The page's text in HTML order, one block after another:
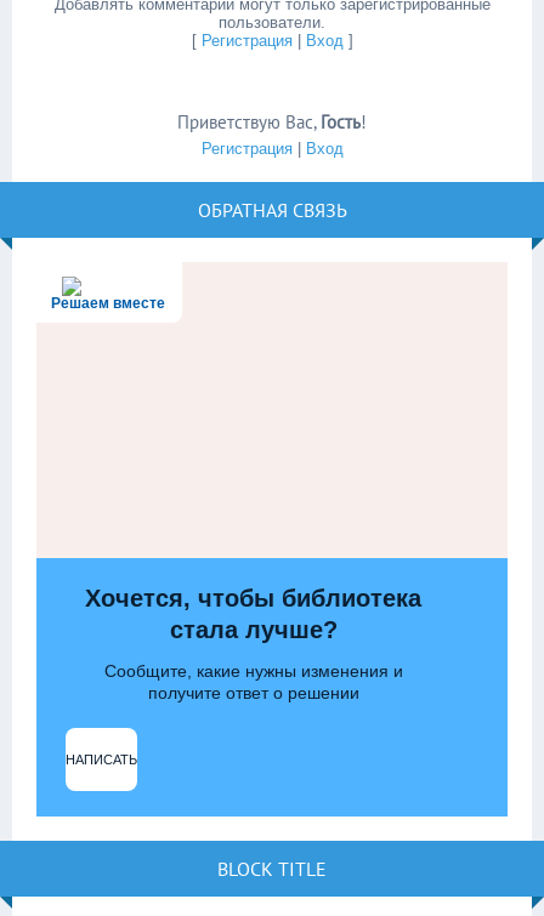
Добавлять комментарии могут только зарегистрированные
пользователи.
[ Регистрация| Вход]
Приветствую Вас, Гость!
Регистрация| Вход
ОБРАТНАЯ СВЯЗЬ
Решаем вместе
Хочется, чтобы библиотека
стала лучше?
Сообщите, какие нужны изменения и
получите ответ о решении
НАПИСАТЬ
BLOCK TITLE